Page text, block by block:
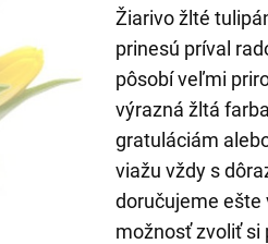
Žiarivo žlté
prinesú príval
pôsobí veľmi
výrazná žltá
gratuláciám
viažu vždy s
doručujeme ešte
možnosť zvoliť si